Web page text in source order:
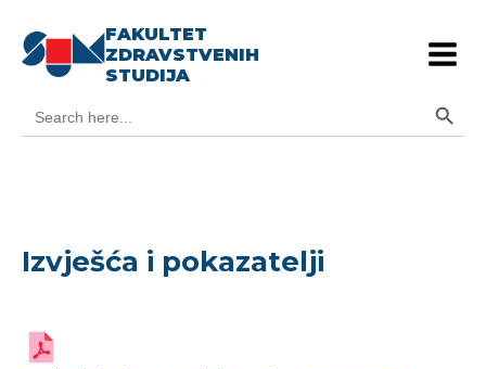
FAKULTET
ZDRAVSTVENIH
STUDIJA
for:
Izvješća i pokazatelji